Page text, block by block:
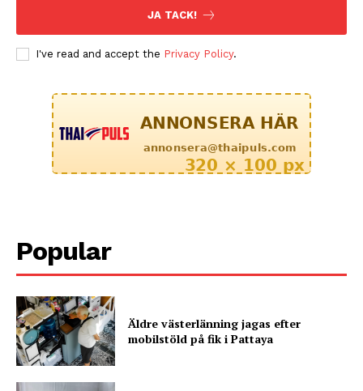
JA TACK!
I've read and accept the Privacy Policy.
Popular
Äldre västerlänning jagas efter
mobilstöld på fik i Pattaya